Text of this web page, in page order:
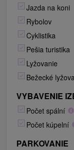
Jazda na koni
Rybolov
Cyklistika
Pešia turistika
Lyžovanie
Bežecké
VYBAVENIE
Počet spální
Počet kúpelní
PARKOVANIE